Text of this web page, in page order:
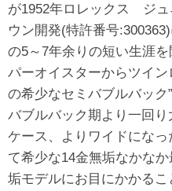
が1952年ロレックス ジュ
ウン開発(特許番号
の5～7年余りの短い生涯
パーオイスターからツイ
の希少なセミバブルバック
バブルバック期より一回
ケース、よりワイドにな
て希少な14金無垢なかな
垢モデルにお目にかかる